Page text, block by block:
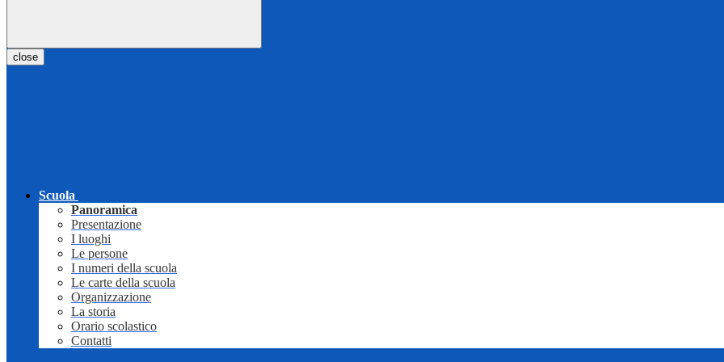
close
Scuola
Panoramica
Presentazione
I luoghi
Le persone
I numeri della scuola
Le carte della scuola
Organizzazione
La storia
Orario scolastico
Contatti